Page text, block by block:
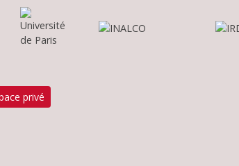
privé